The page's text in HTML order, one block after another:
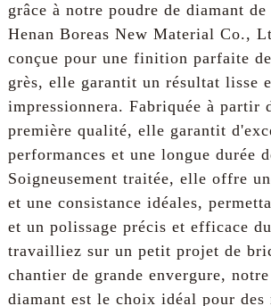
grâce à notre poudre de diamant
Henan Boreas New Material Co.,
conçue pour une finition parfaite
grès, elle garantit un résultat lisse
impressionnera. Fabriquée à partir
première qualité, elle garantit
performances et une longue durée
Soigneusement traitée, elle offre
et une consistance idéales,
et un polissage précis et efficace
travailliez sur un petit projet de
chantier de grande envergure,
diamant est le choix idéal pour des